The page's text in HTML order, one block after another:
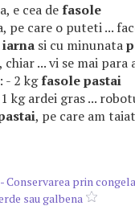
e cea defasole
pe care o puteti ...
iarna si cu minunata
chiar ... vi se mai para
- 2 kgfasolepastai
kg ardei gras ...
, pe care am
Conservarea prin
sau galbena